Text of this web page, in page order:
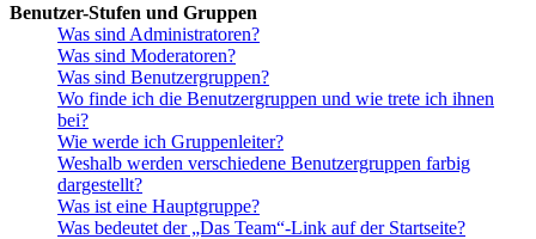
Benutzer-Stufen und Gruppen
Was sind Administratoren?
Was sind Moderatoren?
Was sind Benutzergruppen?
Wo finde ich die Benutzergruppen und wie trete ich ihnen
bei?
Wie werde ich Gruppenleiter?
Weshalb werden verschiedene Benutzergruppen farbig
dargestellt?
Was ist eine Hauptgruppe?
Was bedeutet der „Das Team“-Link auf der Startseite?